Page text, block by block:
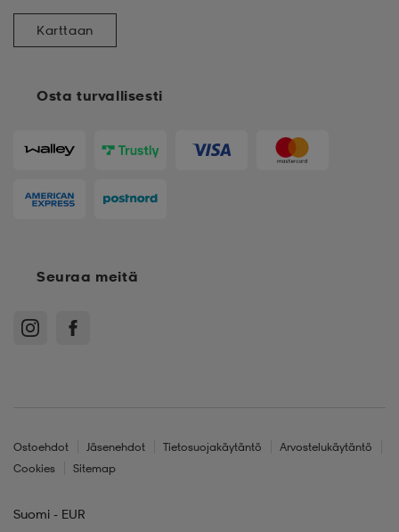
Osta turvallisesti
Karttaan
Seuraa meitä
Ostoehdot Jäsenehdot Tietosuojakäytäntö
Arvostelukäytäntö
Cookies
Sitemap
Suomi - EUR